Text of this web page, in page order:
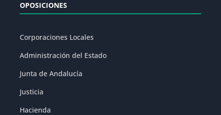
OPOSICIONES
Corporaciones Locales
Administración del Estado
Junta de Andalucía
Justicia
Hacienda